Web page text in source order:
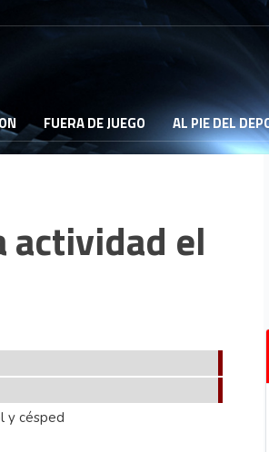
FUERA DE JUEGO AL PIE DEL
actividad el